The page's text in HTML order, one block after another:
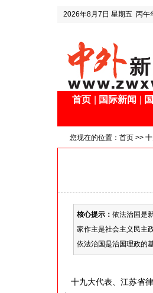
2026年8月7日 星期五 丙午
首页 国际新闻
您现在的位置： 首页 >>
核心提示： 依法治国是
家作主是社会主义民主
依法治国是治国理政的
十九大代表、江苏省